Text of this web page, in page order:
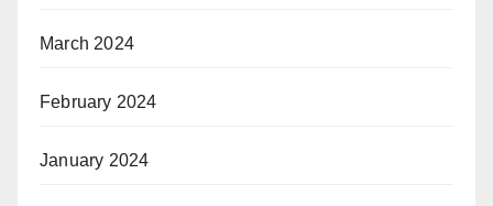
March 2024
February 2024
January 2024